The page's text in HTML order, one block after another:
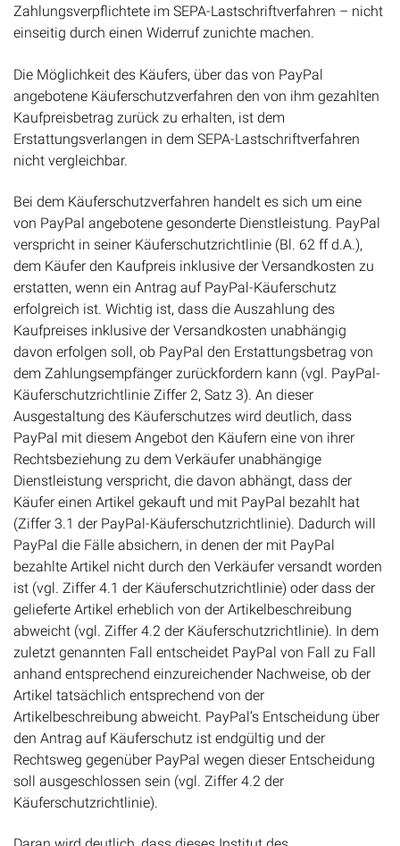
Zahlungsverpflichtete im SEPA-Lastschriftverfahren – nicht
einseitig durch einen Widerruf zunichte machen.
Die Möglichkeit des Käufers, über das von PayPal
angebotene Käuferschutzverfahren den von ihm gezahlten
Kaufpreisbetrag zurück zu erhalten, ist dem
Erstattungsverlangen in dem SEPA-Lastschriftverfahren
nicht vergleichbar.
Bei dem Käuferschutzverfahren handelt es sich um eine
von PayPal angebotene gesonderte Dienstleistung. PayPal
verspricht in seiner Käuferschutzrichtlinie (Bl. 62 ff d.A.),
dem Käufer den Kaufpreis inklusive der Versandkosten zu
erstatten, wenn ein Antrag auf PayPal-Käuferschutz
erfolgreich ist. Wichtig ist, dass die Auszahlung des
Kaufpreises inklusive der Versandkosten unabhängig
davon erfolgen soll, ob PayPal den Erstattungsbetrag von
dem Zahlungsempfänger zurückfordern kann (vgl. PayPal-
Käuferschutzrichtlinie Ziffer 2, Satz 3). An dieser
Ausgestaltung des Käuferschutzes wird deutlich, dass
PayPal mit diesem Angebot den Käufern eine von ihrer
Rechtsbeziehung zu dem Verkäufer unabhängige
Dienstleistung verspricht, die davon abhängt, dass der
Käufer einen Artikel gekauft und mit PayPal bezahlt hat
(Ziffer 3.1 der PayPal-Käuferschutzrichtlinie). Dadurch will
PayPal die Fälle absichern, in denen der mit PayPal
bezahlte Artikel nicht durch den Verkäufer versandt worden
ist (vgl. Ziffer 4.1 der Käuferschutzrichtlinie) oder dass der
gelieferte Artikel erheblich von der Artikelbeschreibung
abweicht (vgl. Ziffer 4.2 der Käuferschutzrichtlinie). In dem
zuletzt genannten Fall entscheidet PayPal von Fall zu Fall
anhand entsprechend einzureichender Nachweise, ob der
Artikel tatsächlich entsprechend von der
Artikelbeschreibung abweicht. PayPal’s Entscheidung über
den Antrag auf Käuferschutz ist endgültig und der
Rechtsweg gegenüber PayPal wegen dieser Entscheidung
soll ausgeschlossen sein (vgl. Ziffer 4.2 der
Käuferschutzrichtlinie).